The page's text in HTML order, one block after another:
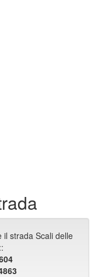
il strada Scali delle